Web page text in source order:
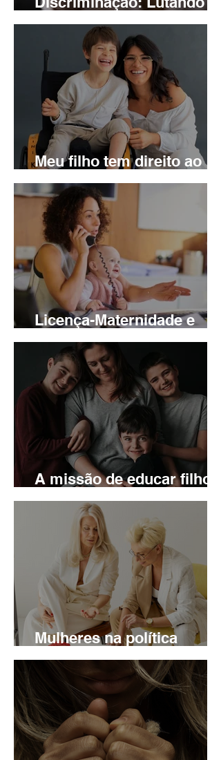
Contra O Racismo Em Um
Brasil De Leis Ineficazes
Meu filho tem direito ao
BPC?
Licença-Maternidade e
Salário-Maternidade
A missão de educar filhos
homens
Mulheres na política
brasileira